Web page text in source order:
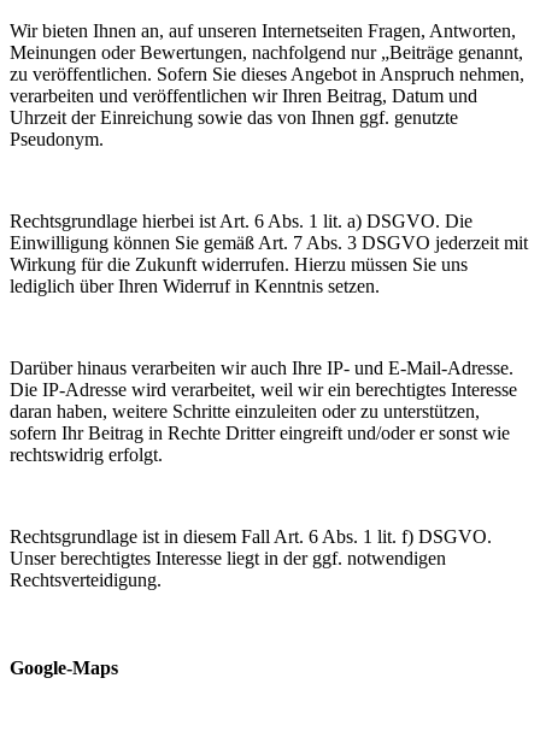
Wir bieten Ihnen an, auf unseren Internetseiten Fragen, Antworten,
Meinungen oder Bewertungen, nachfolgend nur „Beiträge genannt,
zu veröffentlichen. Sofern Sie dieses Angebot in Anspruch nehmen,
verarbeiten und veröffentlichen wir Ihren Beitrag, Datum und
Uhrzeit der Einreichung sowie das von Ihnen ggf. genutzte
Pseudonym.
Rechtsgrundlage hierbei ist Art. 6 Abs. 1 lit. a) DSGVO. Die
Einwilligung können Sie gemäß Art. 7 Abs. 3 DSGVO jederzeit mit
Wirkung für die Zukunft widerrufen. Hierzu müssen Sie uns
lediglich über Ihren Widerruf in Kenntnis setzen.
Darüber hinaus verarbeiten wir auch Ihre IP- und E-Mail-Adresse.
Die IP-Adresse wird verarbeitet, weil wir ein berechtigtes Interesse
daran haben, weitere Schritte einzuleiten oder zu unterstützen,
sofern Ihr Beitrag in Rechte Dritter eingreift und/oder er sonst wie
rechtswidrig erfolgt.
Rechtsgrundlage ist in diesem Fall Art. 6 Abs. 1 lit. f) DSGVO.
Unser berechtigtes Interesse liegt in der ggf. notwendigen
Rechtsverteidigung.
Google-Maps